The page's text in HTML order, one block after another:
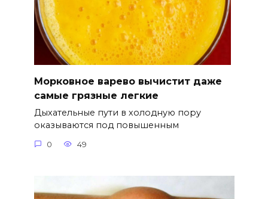
Морковное варево вычистит даже
самые грязные легкие
Дыхательные пути в холодную пору
оказываются под повышенным
0 49